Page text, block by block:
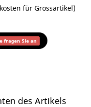
für Grossartikel)
fragen Sie an
des Artikels